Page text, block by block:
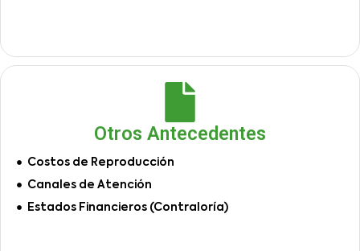
Otros Antecedentes
Costos de Reproducción
Canales de Atención
Estados Financieros (Contraloría)